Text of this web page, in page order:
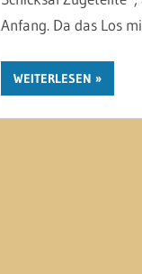
Anfang. Da das Los
WEITERLESEN